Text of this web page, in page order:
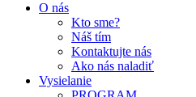
O nás
Kto sme?
Náš tím
Kontaktujte nás
Ako nás naladiť
Vysielanie